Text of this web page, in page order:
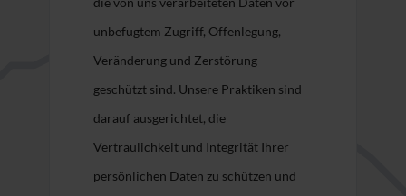
unbefugtem Zugriff, Offenlegung,
Veränderung und Zerstörung
geschützt sind. Unsere Praktiken sind
darauf ausgerichtet, die
Vertraulichkeit und Integrität Ihrer
persönlichen Daten zu schützen und